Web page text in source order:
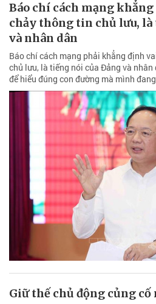
Báo chí cách mạng
chảy thông tin chủ lưu,
và nhân dân
Báo chí cách mạng phải khẳng định
chủ lưu, là tiếng nói của Đảng và
để hiểu đúng con đường mà mình
Giữ thế chủ động củng